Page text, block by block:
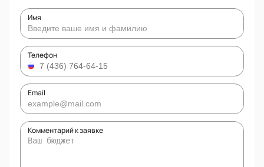
Имя
Телефон
Email
Комментарий к заявке